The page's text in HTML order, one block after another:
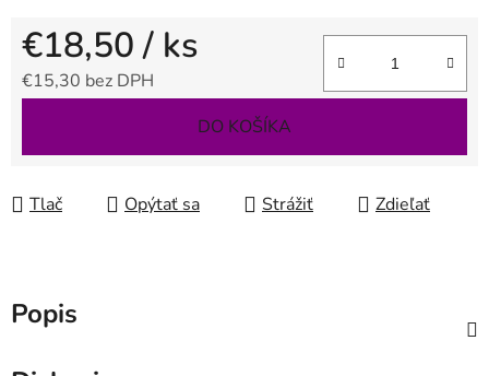
€18,50/ ks
€15,30 bez DPH
DO KOŠÍKA
Tlač Opýtať sa Strážiť Zdieľať
Popis